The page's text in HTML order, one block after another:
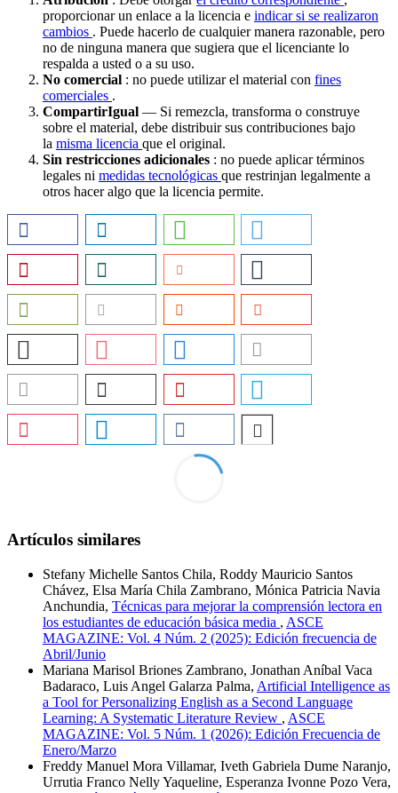
proporcionar un enlace a la licencia e indicar si se realizaron
cambios . Puede hacerlo de cualquier manera razonable, pero
no de ninguna manera que sugiera que el licenciante lo
respalda a usted o a su uso.
No comercial : no puede utilizar el material con fines
comerciales .
CompartirIgual — Si remezcla, transforma o construye
sobre el material, debe distribuir sus contribuciones bajo
la misma licencia que el original.
Sin restricciones adicionales : no puede aplicar términos
legales ni medidas tecnológicas que restrinjan legalmente a
otros hacer algo que la licencia permite.
Artículos similares
Stefany Michelle Santos Chila, Roddy Mauricio Santos
Chávez, Elsa María Chila Zambrano, Mónica Patricia Navia
Anchundia, Técnicas para mejorar la comprensión lectora en
los estudiantes de educación básica media , ASCE
MAGAZINE: Vol. 4 Núm. 2 (2025): Edición frecuencia de
Abril/Junio
Mariana Marisol Briones Zambrano, Jonathan Aníbal Vaca
Badaraco, Luis Angel Galarza Palma, Artificial Intelligence as
a Tool for Personalizing English as a Second Language
Learning: A Systematic Literature Review , ASCE
MAGAZINE: Vol. 5 Núm. 1 (2026): Edición Frecuencia de
Enero/Marzo
Freddy Manuel Mora Villamar, Iveth Gabriela Dume Naranjo,
Urrutia Franco Nelly Yaqueline, Esperanza Ivonne Pozo Vera,